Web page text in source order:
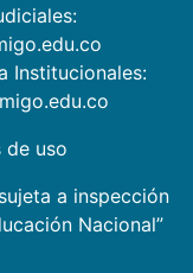
Institucionales:
de uso
a inspección
Nacional”